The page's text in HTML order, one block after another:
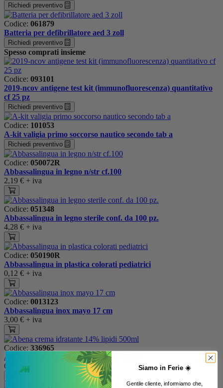
Richiedi preventivo
Codice: 061879
Batteria per defibrillatore aed 3 zoll
Richiedi preventivo
Spesso comprati insieme
Codice: 093101
2019-ncov antigene test kit (immunofluorescenza) quantitativo
cf 25 pz
Richiedi preventivo
Codice: 101053
A-kit valigia primo soccorso nautico secondo tab a
Richiedi preventivo
Codice: 050072R
Abbassalingua in legno n/str cf.100
2,19 € + iva
Codice: 051348
Abbassalingua in legno sterile conf. da 100 pz.
4,28 € + iva
Codice: 050190R
Abbassalingua in plastica colorati pediatrici
0,12 € + iva
Codice: 0013123
Abbassalingua inox mayo 17 cm
3,00 € + iva
Codice: 336965
Abena crema idratante 14% lipidi 500ml
6,93 € + iva Siamo in Ferie ☀️
Gentile cliente, informiamo che,